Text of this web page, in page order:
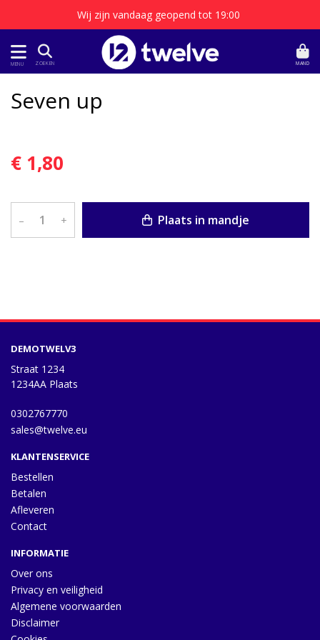
Wij zijn vandaag geopend tot 19:00
MENU ZOEKEN MAND
Seven up
€ 1,80
– + Plaats in mandje
DEMOTWELV3
Straat 1234
1234AA Plaats
0302767770
sales@twelve.eu
KLANTENSERVICE
Bestellen
Betalen
Afleveren
Contact
INFORMATIE
Over ons
Privacy en veiligheid
Algemene voorwaarden
Disclaimer